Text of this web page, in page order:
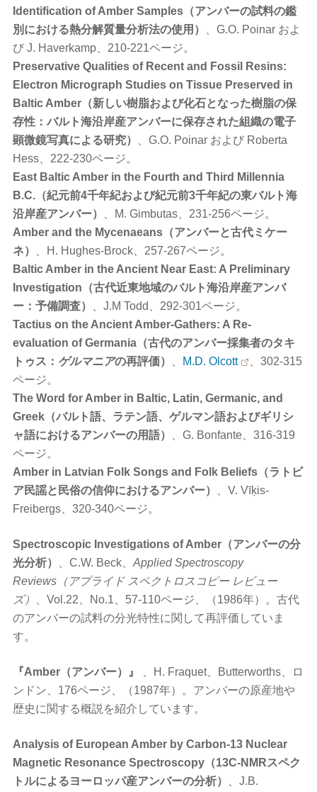
Identification of Amber Samples（アンバーの試料の鑑
別における熱分解質量分析法の使用）
、G.O. Poinar およ
び J. Haverkamp、210-221ページ。
Preservative Qualities of Recent and Fossil Resins:
Electron Micrograph Studies on Tissue Preserved in
Baltic Amber（新しい樹脂および化石となった樹脂の保
存性：バルト海沿岸産アンバーに保存された組織の電子
顕微鏡写真による研究）
、G.O. Poinar および Roberta
Hess、222-230ページ。
East Baltic Amber in the Fourth and Third Millennia
B.C.（紀元前4千年紀および紀元前3千年紀の東バルト海
沿岸産アンバー）
、M. Gimbutas、231-256ページ。
Amber and the Mycenaeans（アンバーと古代ミケー
ネ）
、H. Hughes-Brock、257-267ページ。
Baltic Amber in the Ancient Near East: A Preliminary
Investigation（古代近東地域のバルト海沿岸産アンバ
ー：予備調査）
、J.M Todd、292-301ページ。
Tactius on the Ancient Amber-Gathers: A Re-
evaluation of Germania（古代のアンバー採集者のタキ
トゥス： ゲルマニアの再評価） M.D. Olcott
、302-315
ページ。
The Word for Amber in Baltic, Latin, Germanic, and
Greek（バルト語、ラテン語、ゲルマン語およびギリシ
ャ語におけるアンバーの用語）
、G. Bonfante、316-319
ページ。
Amber in Latvian Folk Songs and Folk Beliefs（ラトビ
ア民謡と民俗の信仰におけるアンバー）
、V. Vīķis-
Freibergs、320-340ページ。
Spectroscopic Investigations of Amber（アンバーの分
光分析）
、C.W. Beck、 Applied Spectroscopy
Reviews（アプライド スペクトロスコピー レビュー
ズ）
、Vol.22、No.1、57-110ページ、（1986年）。古代
のアンバーの試料の分光特性に関して再評価していま
す。
『Amber（アンバー）』
、H. Fraquet、Butterworths、ロ
ンドン、176ページ、（1987年）。アンバーの原産地や
歴史に関する概説を紹介しています。
Analysis of European Amber by Carbon-13 Nuclear
Magnetic Resonance Spectroscopy（13C-NMRスペク
トルによるヨーロッパ産アンバーの分析）
、J.B.